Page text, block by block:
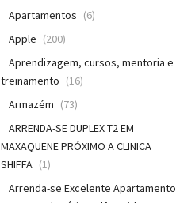
Apartamentos (6)
Apple (200)
Aprendizagem, cursos, mentoria e
treinamento (16)
Armazém (73)
ARRENDA-SE DUPLEX T2 EM
MAXAQUENE PRÓXIMO A CLINICA
SHIFFA (1)
Arrenda-se Excelente Apartamento